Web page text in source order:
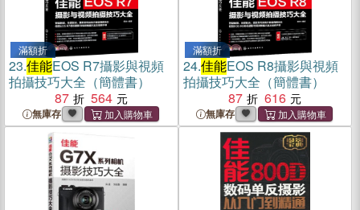
滿額折
23.佳能EOS R7攝影與視頻
拍攝技巧大全（簡體書）
87
564
無庫存
滿額折
24.佳能EOS R8攝影與視頻
拍攝技巧大全（簡體書）
87
616
無庫存